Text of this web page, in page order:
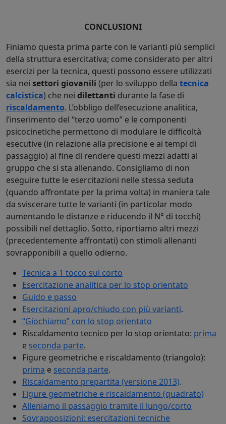
CONCLUSIONI
Finiamo questa prima parte con le varianti più semplici
della struttura esercitativa; come considerato per altri
esercizi per la tecnica, questi possono essere utilizzati
sia nei settori giovanili (per lo sviluppo della tecnica
calcistica) che nei dilettanti durante la fase di
riscaldamento. L’obbligo dell’esecuzione analitica,
l’inserimento del “terzo uomo” e le componenti
psicocinetiche permettono di modulare le difficoltà
esecutive (in relazione alla precisione e ai tempi di
passaggio) al fine di rendere questi mezzi adatti al
gruppo che si sta allenando. Consigliamo di non
eseguire tutte le esercitazioni nelle stessa seduta
(quando affrontate per la prima volta) in maniera tale
da sviscerare tutte le varianti (in particolar modo
aumentando le distanze e riducendo il N° di tocchi)
possibili nel dettaglio. Sotto, riportiamo altri mezzi
(precedentemente affrontati) con stimoli allenanti
sovrapponibili a quello odierno.
Tecnica a 1 tocco sul corto
Esercitazione analitica per lo stop orientato
Guido e passo
Esercitazioni apro/chiudo con più varianti.
“Giochiamo” con lo stop orientato
Riscaldamento tecnico per lo stop orientato: prima
e seconda parte.
Figure geometriche e riscaldamento (triangolo):
prima e seconda parte.
Riscaldamento prepartita (versione 2013).
Figure geometriche e riscaldamento (quadrato)
Alleniamo il passaggio tramite il lungo/corto
Sovrapposizioni: esercitazioni tecniche